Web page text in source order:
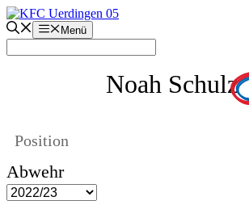
Zum
Inhalt
springen
Menü
Noah Schulz
Position
Abwehr